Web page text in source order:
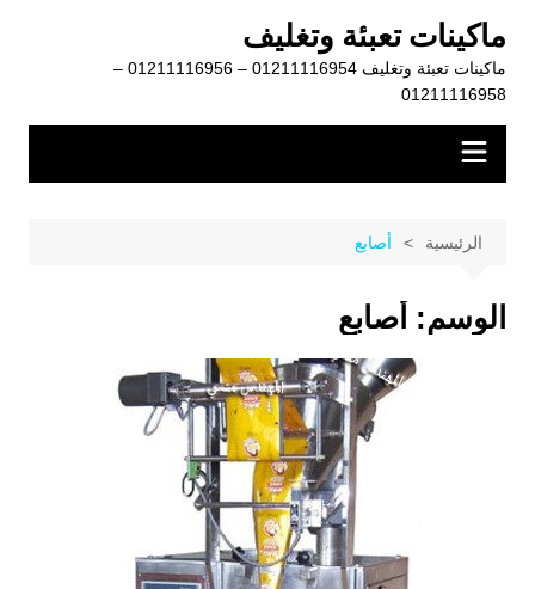
المحتوى
ماكينات تعبئة وتغليف
ماكينات تعبئة وتغليف 01211116954 – 01211116956 –
01211116958
الرئيسية أصابع
الوسم: أصابع